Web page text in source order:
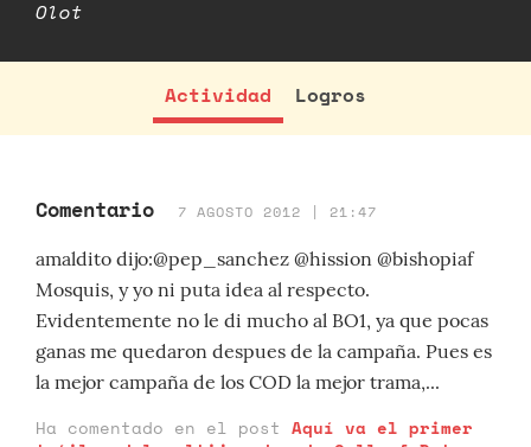
Olot
Actividad Logros
Comentario 7 AGOSTO 2012 | 21:47
amaldito dijo:@pep_sanchez @hission @bishopiaf
Mosquis, y yo ni puta idea al respecto.
Evidentemente no le di mucho al BO1, ya que pocas
ganas me quedaron despues de la campaña. Pues es
la mejor campaña de los COD la mejor trama,...
Ha comentado en el post Aquí va el primer